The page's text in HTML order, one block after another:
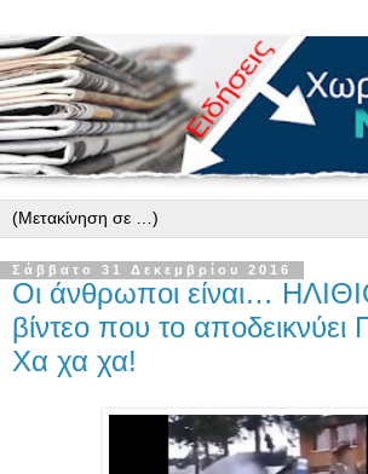
Σάββατο 31 Δεκεμβρίου 2016
Οι άνθρωποι είναι…
βίντεο που το
Χα χα χα!